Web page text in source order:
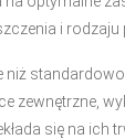
i rodzaju
niż
zewnętrzne,
się na ich